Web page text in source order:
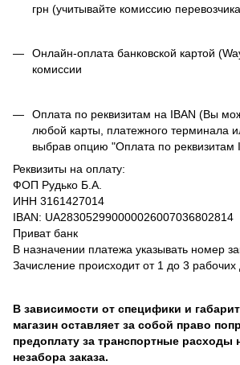
грн (учитывайте комиссию
Онлайн-оплата банковской картой
комиссии
Оплата по реквизитам на IBAN (Вы
любой карты, платежного терминала
выбрав опцию "Оплата по реквизитам
Реквизиты на оплату:
ФОП Рудько Б.А.
ИНН 3161427014
IBAN: UA283052990000026007036802814
Приват банк
В назначении платежа указывать номер
Зачисление происходит от 1 до 3 рабочих
В зависимости от специфики и
магазин оставляет за собой право
предоплату за транспортные расходы
незабора заказа.